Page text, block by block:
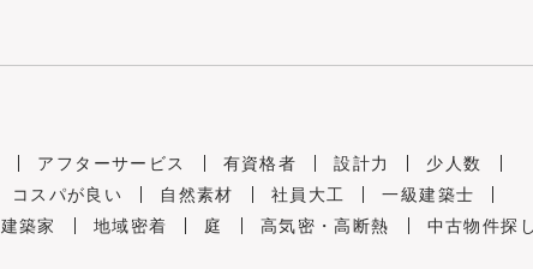
アフターサービス 有資格者 設計力
少人数
コスパが良い 自然素材 社員大工
一級建築士
建築家 地域密着 庭 高気密・高断熱
中古物件探